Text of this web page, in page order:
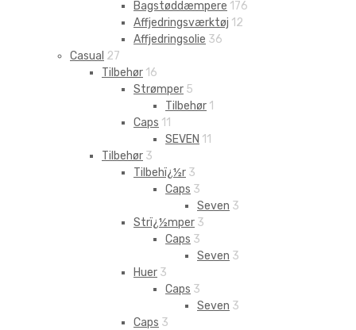
Bagstøddæmpere 176
Affjedringsværktøj 12
Affjedringsolie 36
Casual 27
Tilbehør 16
Strømper 5
Tilbehør 1
Caps 11
SEVEN 11
Tilbehør 3
Tilbehï¿½r 3
Caps 3
Seven 3
Strï¿½mper 3
Caps 3
Seven 3
Huer 3
Caps 3
Seven 3
Caps 3